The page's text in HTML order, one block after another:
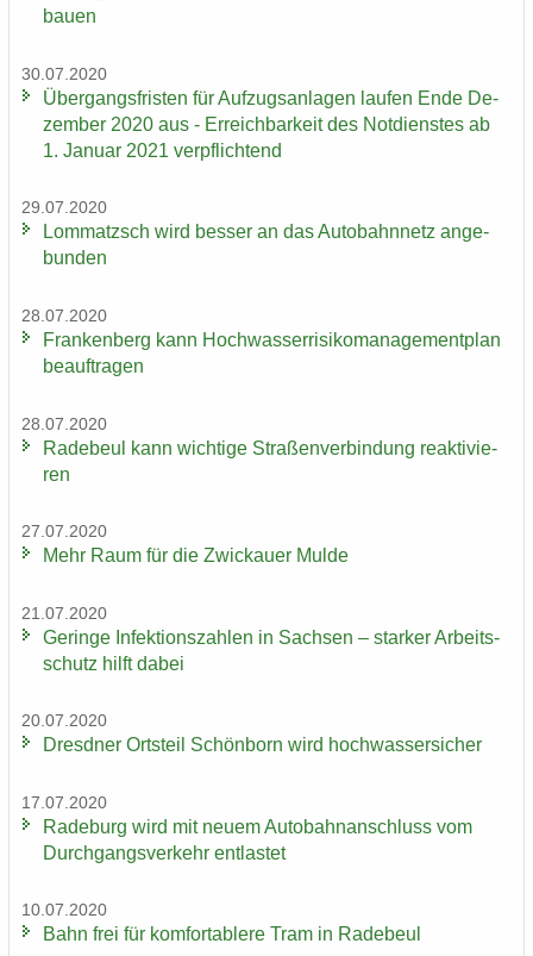
bauen
30.07.2020
Über­gangs­fris­ten für Auf­zugs­an­la­gen lau­fen Ende De­
zem­ber 2020 aus - Er­reich­bar­keit des Not­diens­tes ab
1. Ja­nu­ar 2021 ver­pflich­tend
29.07.2020
Lom­matzsch wird bes­ser an das Au­to­bahn­netz an­ge­
bun­den
28.07.2020
Fran­ken­berg kann Hoch­was­ser­ri­si­ko­ma­nage­ment­plan
be­auf­tra­gen
28.07.2020
Ra­de­beul kann wich­ti­ge Stra­ßen­ver­bin­dung re­ak­ti­vie­
ren
27.07.2020
Mehr Raum für die Zwi­ckau­er Mulde
21.07.2020
Ge­rin­ge In­fek­ti­ons­zah­len in Sach­sen – star­ker Ar­beits­
schutz hilft dabei
20.07.2020
Dresd­ner Orts­teil Schön­born wird hoch­was­ser­si­cher
17.07.2020
Ra­de­burg wird mit neuem Au­to­bahn­an­schluss vom
Durch­gangs­ver­kehr ent­las­tet
10.07.2020
Bahn frei für kom­for­ta­ble­re Tram in Ra­de­beul